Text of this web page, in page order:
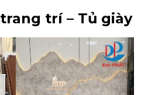
trí – Tủ giày